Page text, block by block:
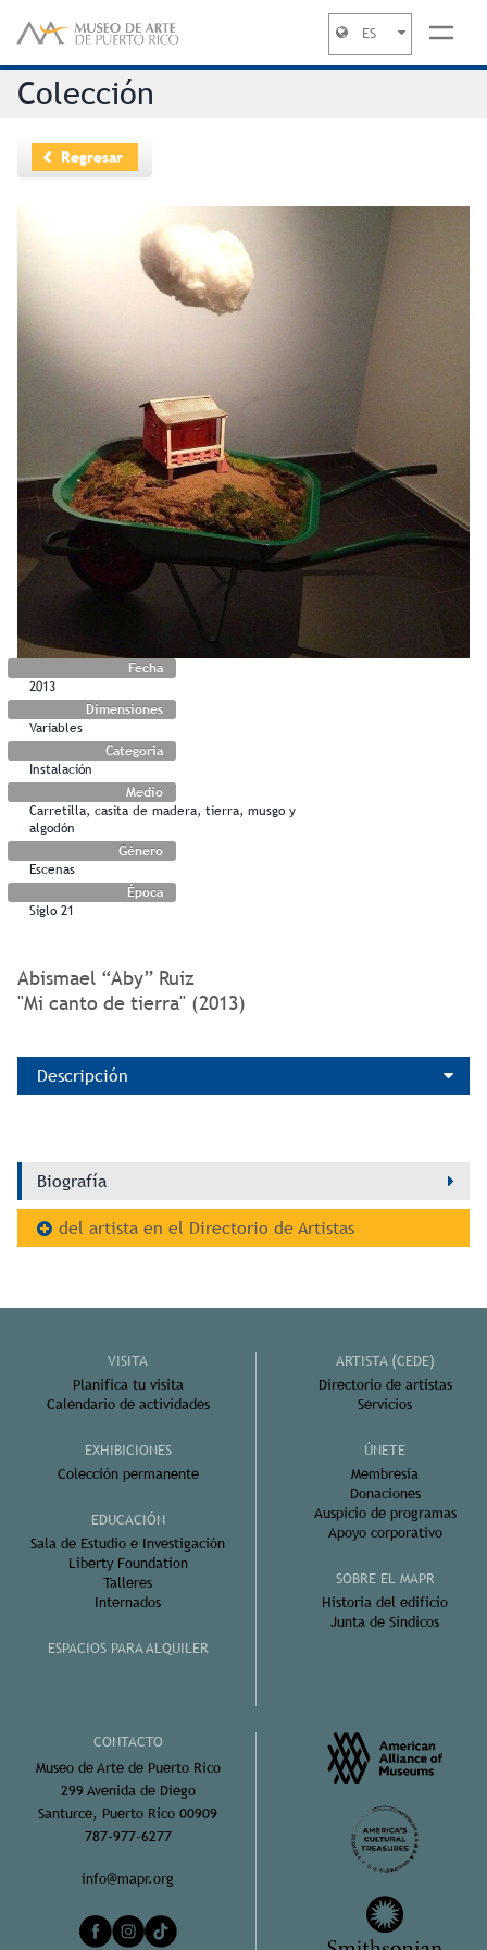
ES
Colección
Regresar
Fecha
2013
Dimensiones
Variables
Categoría
Instalación
Medio
Carretilla, casita de madera, tierra, musgo y
algodón
Género
Escenas
Época
Siglo 21
Abismael “Aby” Ruiz
"Mi canto de tierra" (2013)
Descripción
Biografía
del artista en el Directorio de Artistas
VISITA
Planifica tu visita
Calendario de actividades
EXHIBICIONES
Colección permanente
EDUCACIÓN
Sala de Estudio e Investigación
Liberty Foundation
Talleres
Internados
ESPACIOS PARA ALQUILER
ARTISTA (CEDE)
Directorio de artistas
Servicios
ÚNETE
Membresía
Donaciones
Auspicio de programas
Apoyo corporativo
SOBRE EL MAPR
Historia del edificio
Junta de Síndicos
CONTACTO
Museo de Arte de Puerto Rico
299 Avenida de Diego
Santurce, Puerto Rico 00909
787-977-6277
info@mapr.org